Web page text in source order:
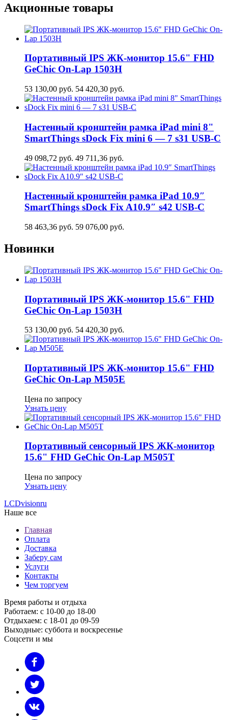
Акционные товары
Портативный IPS ЖК-монитор 15.6" FHD
GeСhic On-Lap 1503H
53 130,00 руб. 54 420,30 руб.
Настенный кронштейн рамка iPad mini 8"
SmartThings sDock Fix mini 6 — 7 s31 USB-C
49 098,72 руб. 49 711,36 руб.
Настенный кронштейн рамка iPad 10.9″
SmartThings sDock Fix A10.9″ s42 USB-C
58 463,36 руб. 59 076,00 руб.
Новинки
Портативный IPS ЖК-монитор 15.6" FHD
GeСhic On-Lap 1503H
53 130,00 руб. 54 420,30 руб.
Портативный IPS ЖК-монитор 15.6" FHD
GeСhic On-Lap M505E
Цена по запросу
Узнать цену
Портативный сенсорный IPS ЖК-монитор
15.6" FHD GeСhic On-Lap M505T
Цена по запросу
Узнать цену
LCDvisionru
Наше все
Главная
Оплата
Доставка
Заберу сам
Услуги
Контакты
Чем торгуем
Время работы и отдыха
Работаем: с 10-00 до 18-00
Отдыхаем: с 18-01 до 09-59
Выходные: суббота и воскресенье
Соцсети и мы